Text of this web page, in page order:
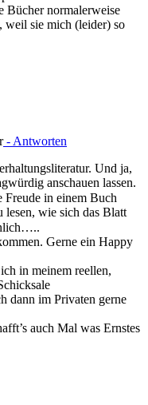
Bücher normalerweise
weil sie mich (leider) so
- Antworten
Und ja,
anschauen lassen.
Freude in einem Buch
lesen, wie sich das Blatt
Gerne ein Happy
in meinem reellen,
dann im Privaten gerne
auch Mal was Ernstes